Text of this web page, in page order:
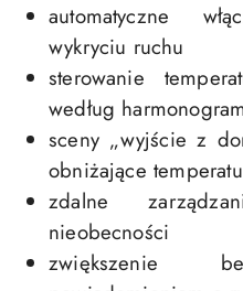
automatyczne
wykryciu ruchu
sterowanie
według
sceny „wyjście z
obniżające
zdalne
nieobecności
zwiększenie